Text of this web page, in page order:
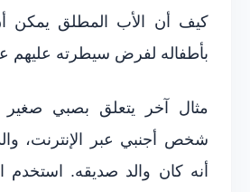
كيف أن الأب المطلق يمكن
بأطفاله لفرض سيطرته عليهم
مثال آخر يتعلق بصبي
شخص أجنبي عبر الإنترنت،
أنه كان والد صديقه. استخدم